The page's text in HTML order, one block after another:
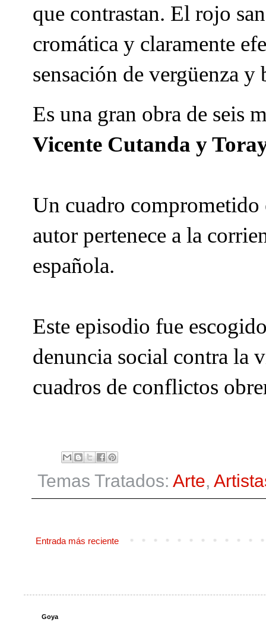
que contrastan. El rojo
cromática y claramente
sensación de vergüenza y
Es una gran obra de seis
Vicente Cutanda y
Un cuadro comprometido
autor pertenece a la
española.
Este episodio fue
denuncia social contra la
cuadros de conflictos
Temas Tratados: Arte,
Entrada más reciente
Goya